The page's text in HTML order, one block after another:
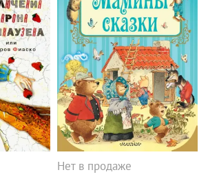
Нет в продаже